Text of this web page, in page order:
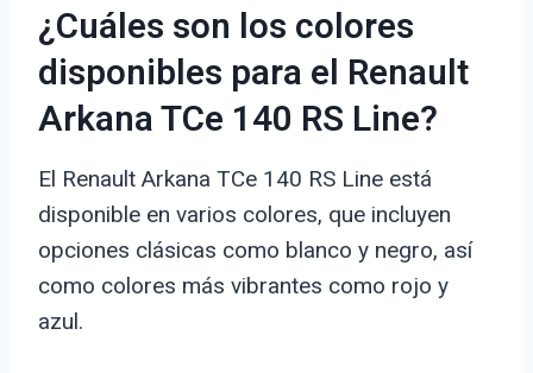
¿Cuáles son los colores
disponibles para el Renault
Arkana TCe 140 RS Line?
El Renault Arkana TCe 140 RS Line está
disponible en varios colores, que incluyen
opciones clásicas como blanco y negro, así
como colores más vibrantes como rojo y
azul.